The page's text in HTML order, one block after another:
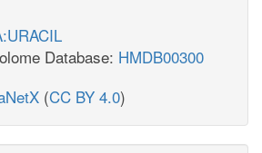
Database: HMDB00300
(CC BY 4.0)